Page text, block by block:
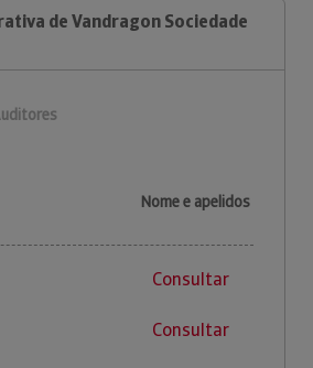
de Vandragon Sociedade
Nome e apelidos
Consultar
Consultar